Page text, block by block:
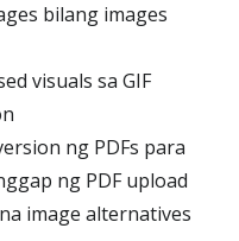
bilang images
visuals sa GIF
ng PDFs para
ng PDF upload
image alternatives